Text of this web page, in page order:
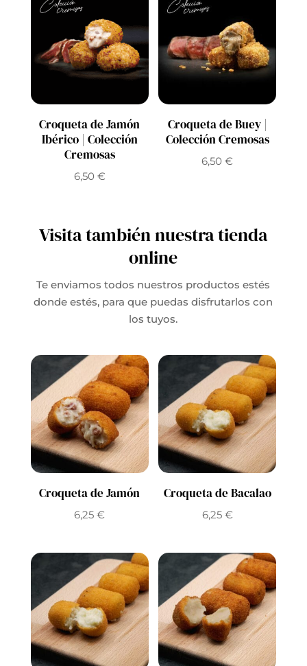
Croqueta de Jamón
Ibérico | Colección
Cremosas
6,50 €
Croqueta de Buey |
Colección Cremosas
6,50€
Visita también nuestra tienda
online
Te enviamos todos nuestros productos estés
donde estés, para que puedas disfrutarlos con
los tuyos.
Croqueta de Jamón
6,25€
Croqueta de Bacalao
6,25 €